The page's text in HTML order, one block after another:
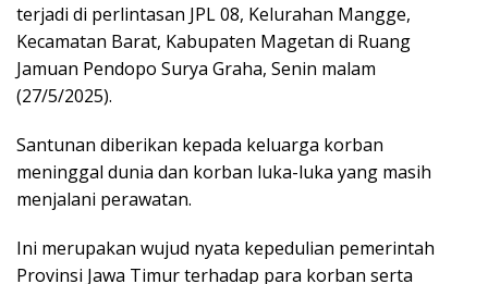
terjadi di perlintasan JPL 08, Kelurahan Mangge,
Kecamatan Barat, Kabupaten Magetan di Ruang
Jamuan Pendopo Surya Graha, Senin malam
(27/5/2025).
Santunan diberikan kepada keluarga korban
meninggal dunia dan korban luka-luka yang masih
menjalani perawatan.
Ini merupakan wujud nyata kepedulian pemerintah
Provinsi Jawa Timur terhadap para korban serta